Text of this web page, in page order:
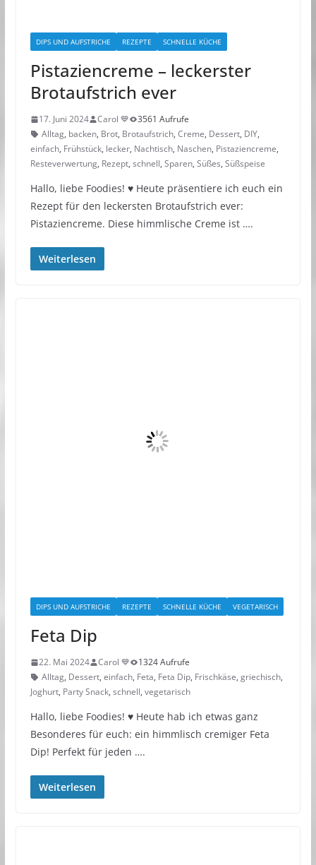
DIPS UND AUFSTRICHE REZEPTE SCHNELLE KÜCHE
Pistaziencreme – leckerster
Brotaufstrich ever
17. Juni 2024 Carol 💙
3561 Aufrufe
Alltag, backen, Brot, Brotaufstrich, Creme, Dessert, DIY,
einfach, Frühstück, lecker, Nachtisch, Naschen, Pistaziencreme,
Resteverwertung, Rezept, schnell, Sparen, Süßes, Süßspeise
Hallo, liebe Foodies! ♥︎ Heute präsentiere ich euch ein
Rezept für den leckersten Brotaufstrich ever:
Pistaziencreme. Diese himmlische Creme ist ….
Weiterlesen
DIPS UND AUFSTRICHE REZEPTE SCHNELLE KÜCHE VEGETARISCH
Feta Dip
22. Mai 2024 Carol 💙
1324 Aufrufe
Alltag, Dessert, einfach, Feta, Feta Dip, Frischkäse, griechisch,
Joghurt, Party Snack, schnell, vegetarisch
Hallo, liebe Foodies! ♥︎ Heute hab ich etwas ganz
Besonderes für euch: ein himmlisch cremiger Feta
Dip! Perfekt für jeden ….
Weiterlesen